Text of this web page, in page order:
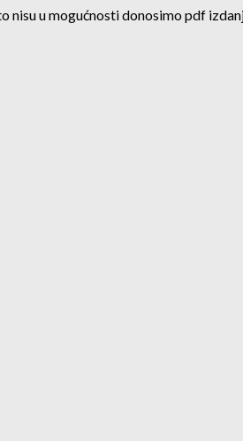
nisu u mogućnosti donosimo pdf